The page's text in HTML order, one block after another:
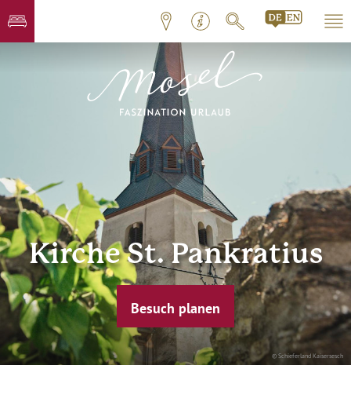
© Schieferland Kaisersesch
Kirche St. Pankratius
Besuch planen